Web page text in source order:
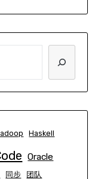
Haskell
Oracle
同步 团队